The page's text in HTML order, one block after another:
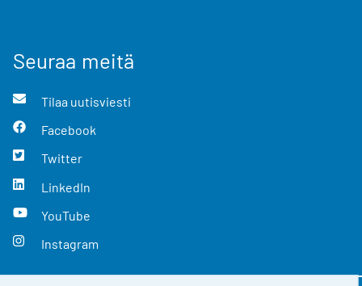
Seuraa meitä
Tilaa uutisviesti
Facebook
Twitter
LinkedIn
YouTube
Instagram